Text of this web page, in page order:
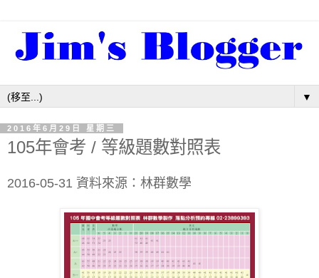
▼
2016年6月29日 星期三
105年會考 / 等級題數對照表
2016-05-31 資料來源：林群數學